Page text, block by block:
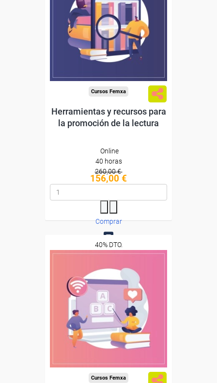
Sin requisitos de acceso
Diploma
Compra segura
Cursos Femxa
Herramientas y recursos para
la promoción de la lectura
Online
40 horas
260,00 €
156,00 €
Comprar
0
40% DTO.
Descuentos especiales
Sin requisitos de acceso
Diploma
Compra segura
Cursos Femxa